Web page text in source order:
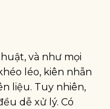
và như mọi
léo, kiên nhẫn
liệu. Tuy nhiên,
dễ xử lý. Có